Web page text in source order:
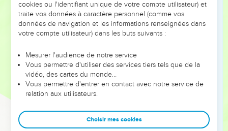
Annoncez-le, faites-les venir, et qu'ils consultent
ensemble ! Qui a fait entendre ces choses dès l'origine, et
les a déclarées dès longtemps ? N'est-ce pas moi, l'Éternel ?
juste et sauveur, que moi.
Regardez vers moi et soyez sauvés, vous tous les bouts
de la terre ! Car je suis Dieu, et il n'y en a point d'autre.
23
vérité, une parole qui ne sera point révoquée : C'est que tout
genou fléchira devant moi, et toute langue jurera par moi ;
cookies ou l'identifiant unique de votre compte utilisateur) et
traite vos données à caractère personnel (comme vos
données de navigation et les informations renseignées dans
votre compte utilisateur) dans les buts suivants :
Mesurer l'audience de notre service
Vous permettre d'utiliser des services tiers tels que de la
vidéo, des cartes du monde…
Vous permettre d'entrer en contact avec notre service de
relation aux utilisateurs.
Choisir mes cookies